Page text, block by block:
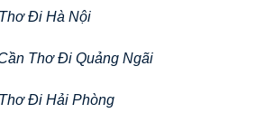
Đi Hà Nội
Thơ Đi Quảng Ngãi
Đi Hải Phòng